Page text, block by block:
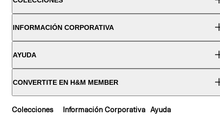
INFORMACIÓN CORPORATIVA
AYUDA
CONVERTITE EN H&M MEMBER
Colecciones Información Corporativa Ayuda